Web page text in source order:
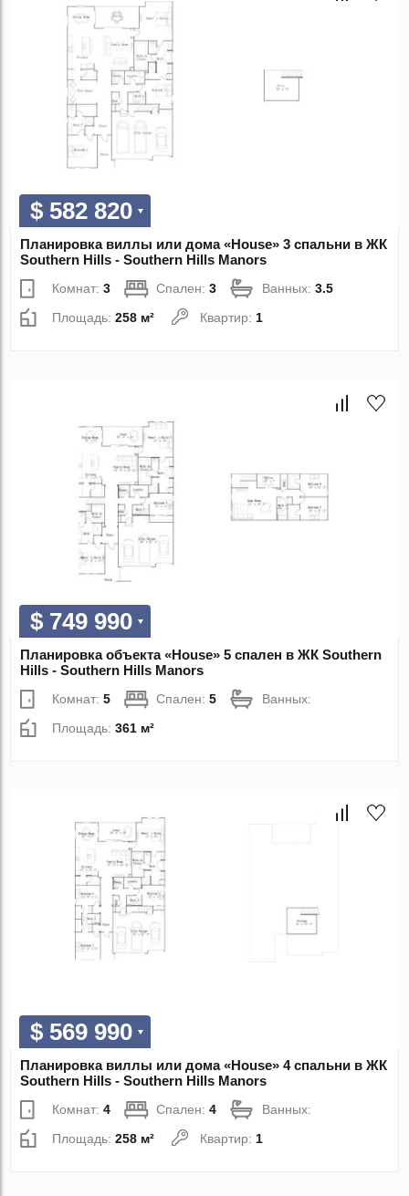
$ 582 820
Планировка виллы или дома «House» 3 спальни в ЖК
Southern Hills - Southern Hills Manors
Комнат:3 Спален:3 Ванных:3.5
Площадь:258 м² Квартир:1
$ 749 990
Планировка объекта «House» 5 спален в ЖК Southern
Hills - Southern Hills Manors
Комнат:5 Спален:5
Ванных:
Площадь:361 м²
$ 569 990
Планировка виллы или дома «House» 4 спальни в ЖК
Southern Hills - Southern Hills Manors
Комнат:4 Спален:4
Ванных:
Площадь:258 м² Квартир: 1